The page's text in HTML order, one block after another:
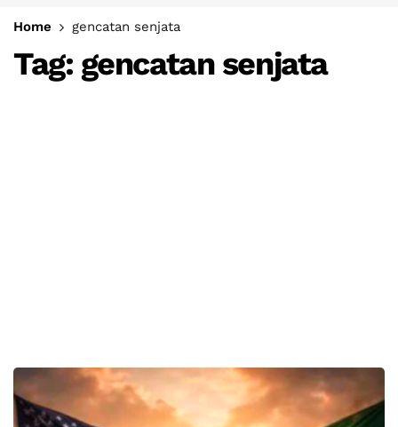
Home gencatan senjata
Tag: gencatan senjata